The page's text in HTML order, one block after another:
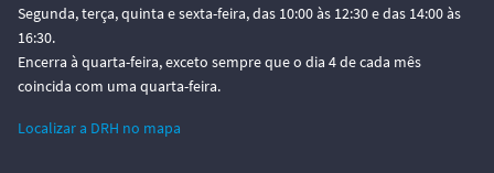
Segunda, terça, quinta e sexta-feira, das 10:00 às 12:30 e das 14:00 às
16:30.
Encerra à quarta-feira, exceto sempre que o dia 4 de cada mês
coincida com uma quarta-feira.
Localizar a DRH no mapa